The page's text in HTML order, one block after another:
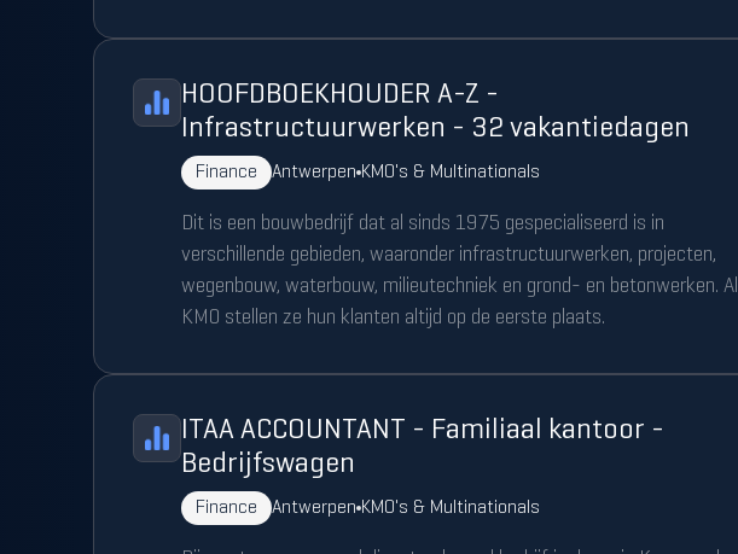
HOOFDBOEKHOUDER A-Z -
Infrastructuurwerken - 32 vakantiedagen
Finance Antwerpen KMO's & Multinationals
Dit is een bouwbedrijf dat al sinds 1975 gespecialiseerd is in
verschillende gebieden, waaronder infrastructuurwerken, projecten,
wegenbouw, waterbouw, milieutechniek en grond- en betonwerken.
KMO stellen ze hun klanten altijd op de eerste plaats.
ITAA ACCOUNTANT - Familiaal kantoor -
Bedrijfswagen
Finance Antwerpen KMO's & Multinationals